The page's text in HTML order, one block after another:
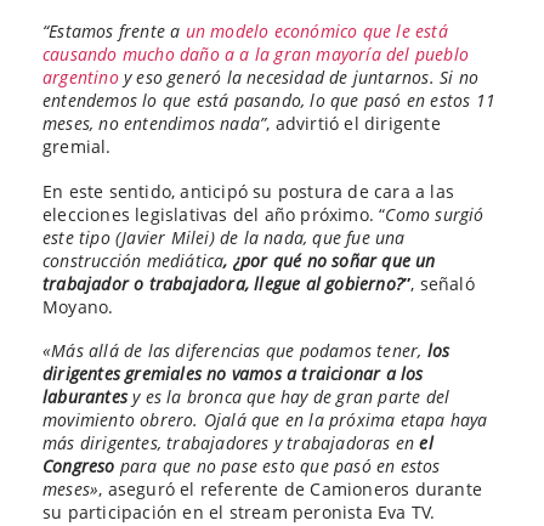
“Estamos frente a un modelo económico que le está
causando mucho daño a a la gran mayoría del pueblo
argentino y eso generó la necesidad de juntarnos. Si no
entendemos lo que está pasando, lo que pasó en estos 11
meses, no entendimos nada”, advirtió el dirigente
gremial.
En este sentido, anticipó su postura de cara a las
elecciones legislativas del año próximo. “Como surgió
este tipo (Javier Milei) de la nada, que fue una
construcción mediática, ¿por qué no soñar que un
trabajador o trabajadora, llegue al gobierno?”, señaló
Moyano.
«Más allá de las diferencias que podamos tener, los
dirigentes gremiales no vamos a traicionar a los
laburantesy es la bronca que hay de gran parte del
movimiento obrero. Ojalá que en la próxima etapa haya
más dirigentes, trabajadores y trabajadoras enel
Congreso para que no pase esto que pasó en estos
meses», aseguró el referente de Camioneros durante
su participación en el stream peronista Eva TV.